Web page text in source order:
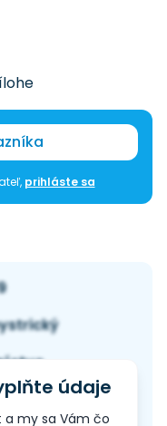
prihláste sa
údaje
my sa Vám čo